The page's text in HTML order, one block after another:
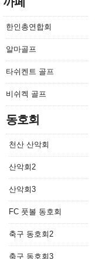
한인총연합회
알마골프
타쉬켄트 골프
비쉬켁 골프
동호회
천산 산악회
산악회2
산악회3
FC 풋볼 동호회
축구 동호회2
축구 동호회3